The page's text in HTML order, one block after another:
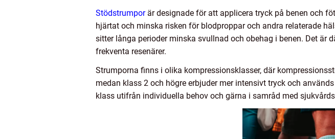
Stödstrumporär designade för att applicera tryck på benen och
hjärtat och minska risken för blodproppar och andra relaterade
sitter långa perioder minska svullnad och obehag i benen. Det är
frekventa resenärer.
Strumporna finns i olika kompressionsklasser, där
medan klass 2 och högre erbjuder mer intensivt tryck och
klass utifrån individuella behov och gärna i samråd med